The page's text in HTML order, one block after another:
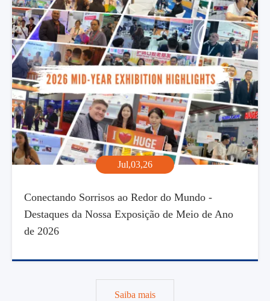
Jul,03,26
Conectando Sorrisos ao Redor do Mundo -
Destaques da Nossa Exposição de Meio de Ano
de 2026
Saiba mais